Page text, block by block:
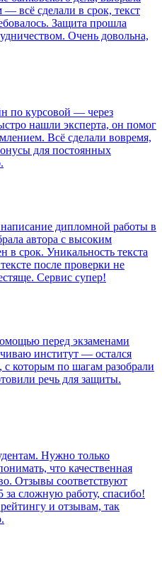
всё сделали в срок, текст
Защита прошла
Очень довольна,
по курсовой — через
нашли эксперта, он помог
Всё сделали вовремя,
для постоянных
дипломной работы в
автора с высоким
в срок. Уникальность текста
после проверки не
Сервис супер!
перед экзаменами
институт — остался
которым по шагам разобрали
речь для защиты.
Нужно только
что качественная
Отзывы соответствуют
сложную работу, спасибо!
и отзывам, так